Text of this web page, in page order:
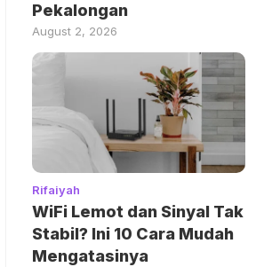
Pekalongan
August 2, 2026
Rifaiyah
WiFi Lemot dan Sinyal Tak
Stabil? Ini 10 Cara Mudah
Mengatasinya